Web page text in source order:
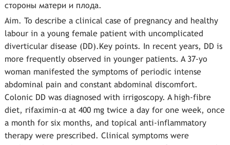
стороны матери и плода.
Aim. To describe a clinical case of pregnancy and healthy
labour in a young female patient with uncomplicated
diverticular disease (DD).Key points. In recent years, DD is
more frequently observed in younger patients. A 37-yo
woman manifested the symptoms of periodic intense
abdominal pain and constant abdominal discomfort.
Colonic DD was diagnosed with irrigoscopy. A high-fibre
diet, rifaximin-α at 400 mg twice a day for one week, once
a month for six months, and topical anti-inflammatory
therapy were prescribed. Clinical symptoms were